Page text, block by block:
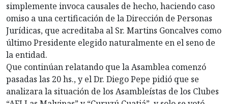
simplemente invoca causales de hecho, haciendo caso
omiso a una certificación de la Dirección de Personas
Jurídicas, que acreditaba al Sr. Martins Goncalves como
último Presidente elegido naturalmente en el seno de
la entidad.
Que continúan relatando que la Asamblea comenzó
pasadas las 20 hs., y el Dr. Diego Pepe pidió que se
analizara la situación de los Asambleístas de los Clubes